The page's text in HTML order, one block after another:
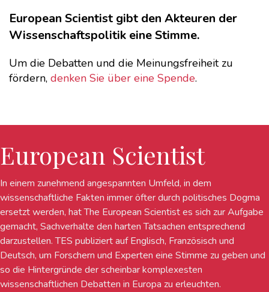
European Scientist gibt den Akteuren der
Wissenschaftspolitik eine Stimme.
Um die Debatten und die Meinungsfreiheit zu
fördern, denken Sie über eine Spende.
European Scientist
In einem zunehmend angespannten Umfeld, in dem
wissenschaftliche Fakten immer öfter durch politisches Dogma
ersetzt werden, hat The European Scientist es sich zur Aufgabe
gemacht, Sachverhalte den harten Tatsachen entsprechend
darzustellen. TES publiziert auf Englisch, Französisch und
Deutsch, um Forschern und Experten eine Stimme zu geben und
so die Hintergründe der scheinbar komplexesten
wissenschaftlichen Debatten in Europa zu erleuchten.